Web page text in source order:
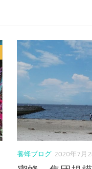
養蜂ブログ 2020年7月